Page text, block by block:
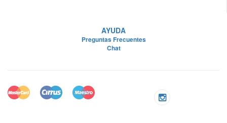
AYUDA
Preguntas Frecuentes
Chat